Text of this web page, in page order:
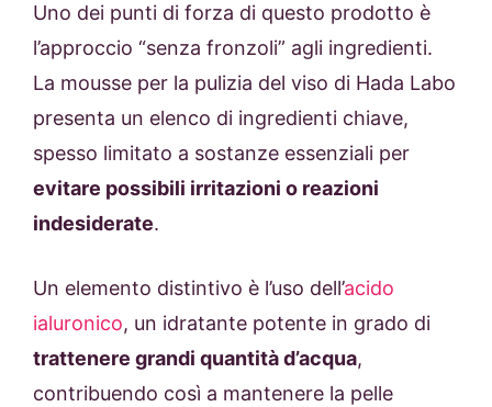
Uno dei punti di forza di questo prodotto è
l’approccio “senza fronzoli” agli ingredienti.
La mousse per la pulizia del viso di Hada Labo
presenta un elenco di ingredienti chiave,
spesso limitato a sostanze essenziali per
evitare possibili irritazioni o reazioni
indesiderate.
Un elemento distintivo è l’uso dell’acido
ialuronico, un idratante potente in grado di
trattenere grandi quantità d’acqua,
contribuendo così a mantenere la pelle